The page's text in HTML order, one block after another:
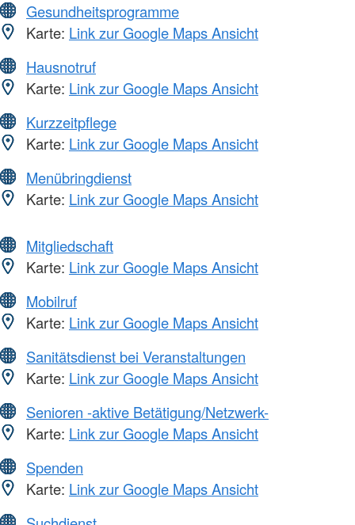
Gesundheitsprogramme
Karte: Link zur Google Maps Ansicht
Hausnotruf
Karte: Link zur Google Maps Ansicht
Kurzzeitpflege
Karte: Link zur Google Maps Ansicht
Menübringdienst
Karte: Link zur Google Maps Ansicht
Mitgliedschaft
Karte: Link zur Google Maps Ansicht
Mobilruf
Karte: Link zur Google Maps Ansicht
Sanitätsdienst bei Veranstaltungen
Karte: Link zur Google Maps Ansicht
Senioren -aktive Betätigung/Netzwerk-
Karte: Link zur Google Maps Ansicht
Spenden
Karte: Link zur Google Maps Ansicht